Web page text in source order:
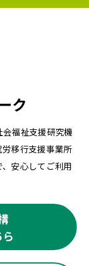
ク
福祉支援研究機
移行支援事業所
安心してご利用